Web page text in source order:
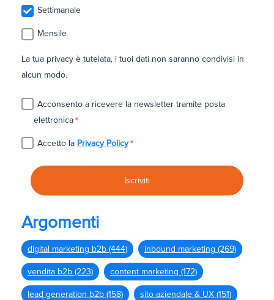
Settimanale
Mensile
La tua privacy è tutelata, i tuoi dati non saranno condivisi in
alcun modo.
Acconsento a ricevere la newsletter tramite posta
elettronica*
Accetto la Privacy Policy *
Argomenti
digital marketing b2b (444) inbound marketing (269)
vendita b2b (223) content marketing (172)
lead generation b2b (158) sito aziendale & UX (151)